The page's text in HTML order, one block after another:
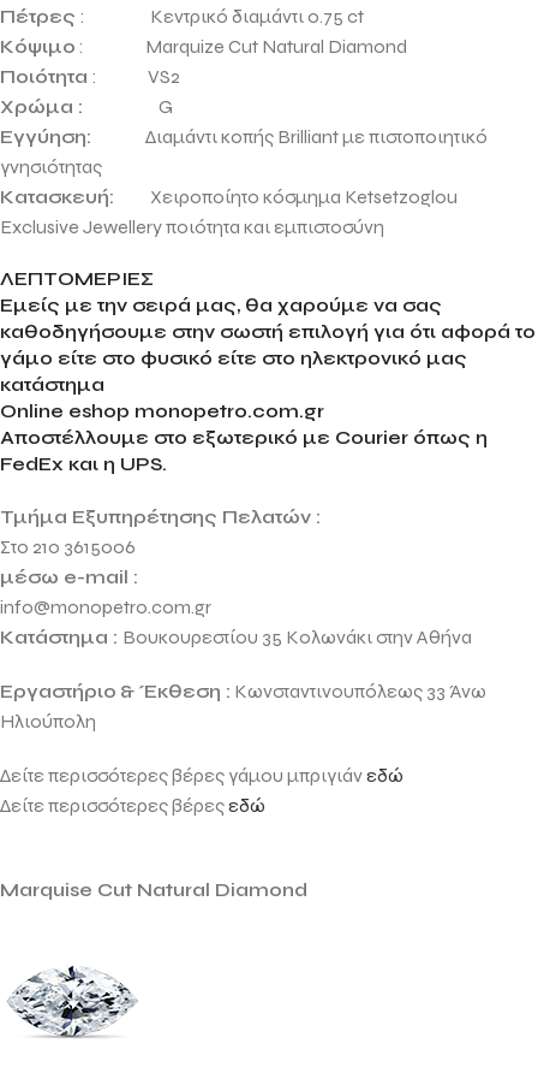
Πέτρες : Κεντρικό διαμάντι 0.75 ct
Κόψιμο : Marquize Cut Natural Diamond
Ποιότητα : VS2
Χρώμα : G
Εγγύηση: Διαμάντι κοπής Brilliant με πιστοποιητικό
γνησιότητας
Κατασκευή: Χειροποίητο κόσμημα Ketsetzoglou
Exclusive Jewellery ποιότητα και εμπιστοσύνη
ΛΕΠΤΟΜΕΡΙΕΣ
Εμείς με την σειρά μας, θα χαρούμε να σας
καθοδηγήσουμε στην σωστή επιλογή για ότι αφορά το
γάμο είτε στο φυσικό είτε στο ηλεκτρονικό μας
κατάστημα
Online eshop monopetro.com.gr
Αποστέλλουμε στο εξωτερικό με Courier όπως η
FedEx και η UPS.
Τμήμα Εξυπηρέτησης Πελατών :
Στο 210 3615006
μέσω e-mail :
info@monopetro.com.gr
Κατάστημα : Βουκουρεστίου 35 Κολωνάκι στην Αθήνα
Εργαστήριο & Έκθεση : Κωνσταντινουπόλεως 33 Άνω
Ηλιούπολη
Δείτε περισσότερες βέρες γάμου μπριγιάνεδώ
Δείτε περισσότερες βέρεςεδώ
Marquise Cut Natural Diamond